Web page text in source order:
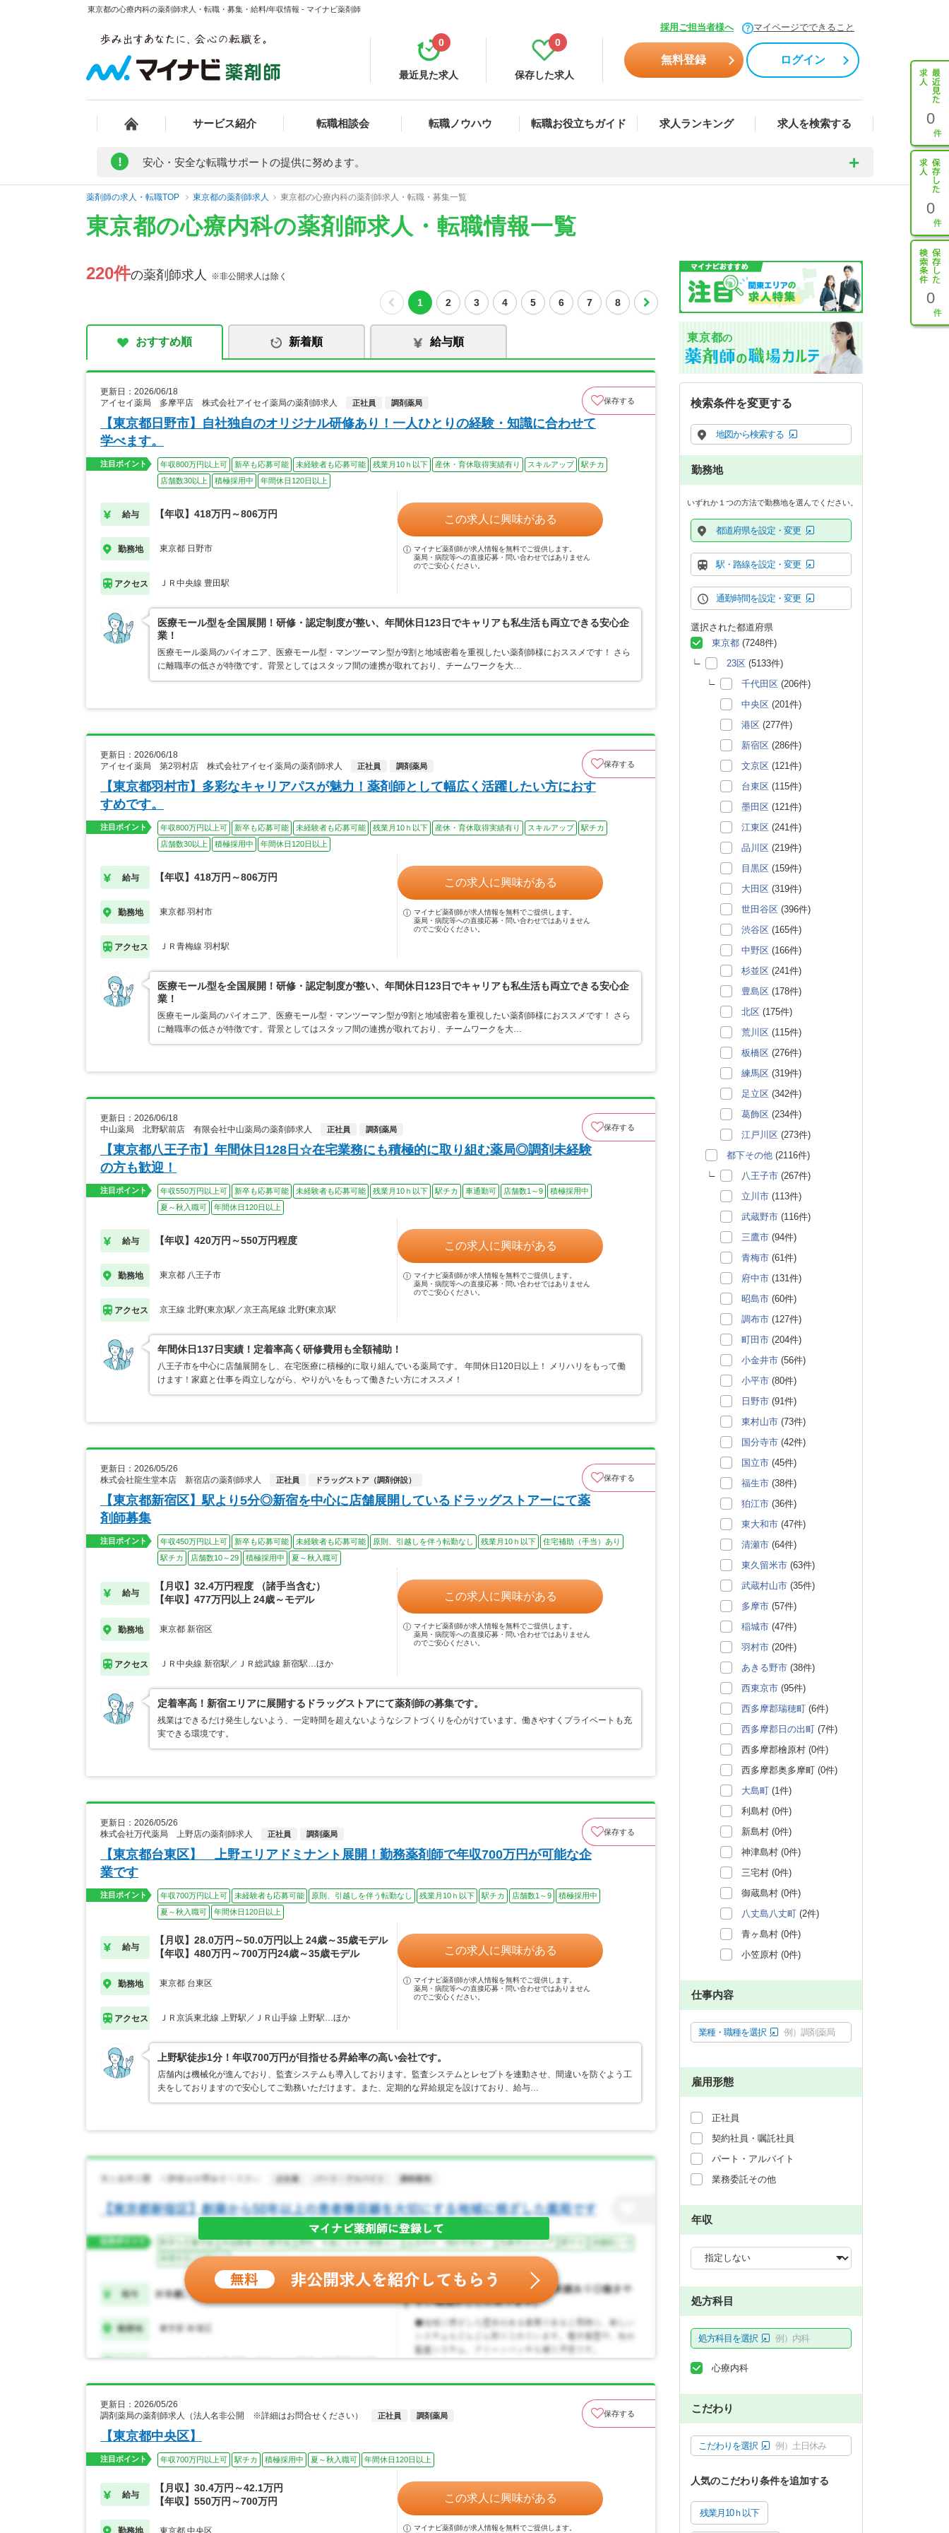
東京都の心療内科の薬剤師求人・転職・募集・給料/年収情報 - マイナビ薬剤師
採用ご担当者様へ マイページでできること
最近見た求人
0
保存した求人
0
無料登録 ログイン
サービス紹介 転職相談会 転職ノウハウ 転職お役立ちガイド 求人ランキング 求人を検索する 0
0
0
! 安心・安全な転職サポートの提供に努めます。
薬剤師の求人・転職TOP 東京都の薬剤師求人 東京都の心療内科の薬剤師求人・転職・募集一覧
東京都の心療内科の薬剤師求人・転職情報一覧
220件の薬剤師求人 ※非公開求人は除く
1 2 3 4 5 6 7 8
おすすめ順 新着順 給与順
更新日：2026/06/18
アイセイ薬局 多摩平店 株式会社アイセイ薬局の薬剤師求人
正社員 調剤薬局 保存する
【東京都日野市】自社独自のオリジナル研修あり！一人ひとりの経験・知識に合わせて
学べます。
注目ポイント 年収800万円以上可 新卒も応募可能 未経験者も応募可能 残業月10ｈ以下 産休・育休取得実績有り スキルアップ
駅チカ
店舗数30以上
積極採用中 年間休日120日以上
給与 【年収】418万円～806万円
勤務地 東京都 日野市
アクセス ＪＲ中央線 豊田駅
この求人に興味がある
マイナビ薬剤師が求人情報を無料でご提供します。
薬局・病院等への直接応募・問い合わせではありません
のでご安心ください。
医療モール型を全国展開！研修・認定制度が整い、年間休日123日でキャリアも私生活も両立できる安心企
業！
医療モール薬局のパイオニア、医療モール型・マンツーマン型が9割と地域密着を重視したい薬剤師様におススメです！ さら
に離職率の低さが特徴です。背景としてはスタッフ間の連携が取れており、チームワークを大…
更新日：2026/06/18
アイセイ薬局 第2羽村店 株式会社アイセイ薬局の薬剤師求人
正社員 調剤薬局 保存する
【東京都羽村市】多彩なキャリアパスが魅力！薬剤師として幅広く活躍したい方におす
すめです。
注目ポイント 年収800万円以上可 新卒も応募可能 未経験者も応募可能 残業月10ｈ以下 産休・育休取得実績有り スキルアップ
駅チカ
店舗数30以上
積極採用中 年間休日120日以上
給与 【年収】418万円～806万円
勤務地 東京都 羽村市
アクセス ＪＲ青梅線 羽村駅
この求人に興味がある
マイナビ薬剤師が求人情報を無料でご提供します。
薬局・病院等への直接応募・問い合わせではありません
のでご安心ください。
医療モール型を全国展開！研修・認定制度が整い、年間休日123日でキャリアも私生活も両立できる安心企
業！
医療モール薬局のパイオニア、医療モール型・マンツーマン型が9割と地域密着を重視したい薬剤師様におススメです！ さら
に離職率の低さが特徴です。背景としてはスタッフ間の連携が取れており、チームワークを大…
更新日：2026/06/18
中山薬局 北野駅前店 有限会社中山薬局の薬剤師求人
正社員 調剤薬局 保存する
【東京都八王子市】年間休日128日☆在宅業務にも積極的に取り組む薬局◎調剤未経験
の方も歓迎！
注目ポイント 年収550万円以上可 新卒も応募可能 未経験者も応募可能 残業月10ｈ以下 駅チカ 車通勤可 店舗数1～9
積極採用中
夏～秋入職可
年間休日120日以上
給与 【年収】420万円～550万円程度
勤務地 東京都 八王子市
アクセス 京王線 北野(東京)駅／京王高尾線 北野(東京)駅
この求人に興味がある
マイナビ薬剤師が求人情報を無料でご提供します。
薬局・病院等への直接応募・問い合わせではありません
のでご安心ください。
年間休日137日実績！定着率高く研修費用も全額補助！
八王子市を中心に店舗展開をし、在宅医療に積極的に取り組んでいる薬局です。 年間休日120日以上！ メリハリをもって働
けます！家庭と仕事を両立しながら、やりがいをもって働きたい方にオススメ！
更新日：2026/05/26
株式会社龍生堂本店 新宿店の薬剤師求人
正社員 ドラッグストア（調剤併設） 保存する
【東京都新宿区】駅より5分◎新宿を中心に店舗展開しているドラッグストアーにて薬
剤師募集
注目ポイント 年収450万円以上可 新卒も応募可能 未経験者も応募可能 原則、引越しを伴う転勤なし 残業月10ｈ以下
住宅補助（手当）あり
駅チカ
店舗数10～29 積極採用中 夏～秋入職可
給与
【月収】32.4万円程度 （諸手当含む）
【年収】477万円以上 24歳～モデル
勤務地 東京都 新宿区
アクセス ＪＲ中央線 新宿駅／ＪＲ総武線 新宿駅…ほか
この求人に興味がある
マイナビ薬剤師が求人情報を無料でご提供します。
薬局・病院等への直接応募・問い合わせではありません
のでご安心ください。
定着率高！新宿エリアに展開するドラッグストアにて薬剤師の募集です。
残業はできるだけ発生しないよう、一定時間を超えないようなシフトづくりを心がけています。働きやすくプライベートも充
実できる環境です。
更新日：2026/05/26
株式会社万代薬局 上野店の薬剤師求人
正社員 調剤薬局 保存する
【東京都台東区】 上野エリアドミナント展開！勤務薬剤師で年収700万円が可能な企
業です
注目ポイント 年収700万円以上可 未経験者も応募可能 原則、引越しを伴う転勤なし 残業月10ｈ以下 駅チカ 店舗数1～9
積極採用中
夏～秋入職可
年間休日120日以上
給与
【月収】28.0万円～50.0万円以上 24歳～35歳モデル
【年収】480万円～700万円24歳～35歳モデル
勤務地 東京都 台東区
アクセス ＪＲ京浜東北線 上野駅／ＪＲ山手線 上野駅…ほか
この求人に興味がある
マイナビ薬剤師が求人情報を無料でご提供します。
薬局・病院等への直接応募・問い合わせではありません
のでご安心ください。
上野駅徒歩1分！年収700万円が目指せる昇給率の高い会社です。
店舗内は機械化が進んでおり、監査システムも導入しております。監査システムとレセプトを連動させ、間違いを防ぐよう工
夫をしておりますので安心してご勤務いただけます。また、定期的な昇給規定を設けており、給与…
更新日：2026/05/26
調剤薬局の薬剤師求人（法人名非公開 ※詳細はお問合せください）
正社員 調剤薬局 保存する
【東京都中央区】
注目ポイント 年収700万円以上可 駅チカ 積極採用中 夏～秋入職可 年間休日120日以上
給与
【月収】30.4万円～42.1万円
【年収】550万円～700万円
東京都 中央区
この求人に興味がある
マイナビ薬剤師が求人情報を無料でご提供します。
東京都の
検索条件を変更する
地図から検索する
勤務地
いずれか１つの方法で勤務地を選んでください。
都道府県を設定・変更
駅・路線を設定・変更
通勤時間を設定・変更
選択された都道府県
東京都 (7248件)
23区 (5133件)
千代田区 (206件)
中央区 (201件)
港区 (277件)
新宿区 (286件)
文京区 (121件)
台東区 (115件)
墨田区 (121件)
江東区 (241件)
品川区 (219件)
目黒区 (159件)
大田区 (319件)
世田谷区 (396件)
渋谷区 (165件)
中野区 (166件)
杉並区 (241件)
豊島区 (178件)
北区 (175件)
荒川区 (115件)
板橋区 (276件)
練馬区 (319件)
足立区 (342件)
葛飾区 (234件)
江戸川区 (273件)
都下その他 (2116件)
八王子市 (267件)
立川市 (113件)
武蔵野市 (116件)
三鷹市 (94件)
青梅市 (61件)
府中市 (131件)
昭島市 (60件)
調布市 (127件)
町田市 (204件)
小金井市 (56件)
小平市 (80件)
日野市 (91件)
東村山市 (73件)
国分寺市 (42件)
国立市 (45件)
福生市 (38件)
狛江市 (36件)
東大和市 (47件)
清瀬市 (64件)
東久留米市 (63件)
武蔵村山市 (35件)
多摩市 (57件)
稲城市 (47件)
羽村市 (20件)
あきる野市 (38件)
西東京市 (95件)
西多摩郡瑞穂町 (6件)
西多摩郡日の出町 (7件)
西多摩郡檜原村 (0件)
西多摩郡奥多摩町 (0件)
大島町 (1件)
利島村 (0件)
新島村 (0件)
神津島村 (0件)
三宅村 (0件)
御蔵島村 (0件)
八丈島八丈町 (2件)
青ヶ島村 (0件)
小笠原村 (0件)
仕事内容
業種・職種を選択 例）調剤薬局
雇用形態
正社員
契約社員・嘱託社員
パート・アルバイト
業務委託その他
年収
処方科目
処方科目を選択 例）内科
心療内科
こだわり
こだわりを選択 例）土日休み
人気のこだわり条件を追加する
残業月10ｈ以下